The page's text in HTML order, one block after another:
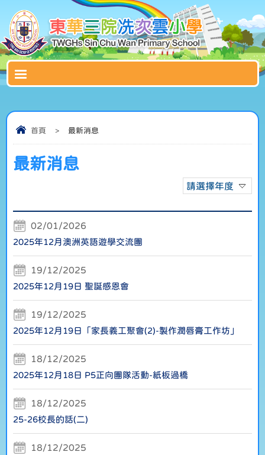
首頁 > 最新消息
最新消息
請選擇年度
02/01/2026
2025年12月澳洲英語遊學交流團
19/12/2025
2025年12月19日 聖誕感恩會
19/12/2025
2025年12月19日「家長義工聚會(2)-製作潤唇膏工作坊」
18/12/2025
2025年12月18日 P5正向團隊活動-紙板過橋
18/12/2025
25-26校長的話(二)
18/12/2025